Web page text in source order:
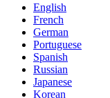
English
French
German
Portuguese
Spanish
Russian
Japanese
Korean